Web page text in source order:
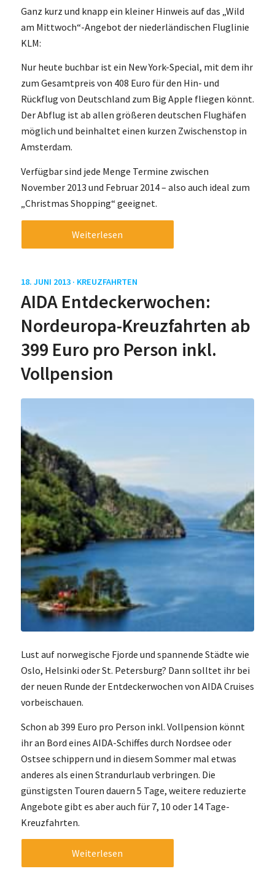
Ganz kurz und knapp ein kleiner Hinweis auf das „Wild
am Mittwoch“-Angebot der niederländischen Fluglinie
KLM:
Nur heute buchbar ist ein New York-Special, mit dem ihr
zum Gesamtpreis von 408 Euro für den Hin- und
Rückflug von Deutschland zum Big Apple fliegen könnt.
Der Abflug ist ab allen größeren deutschen Flughäfen
möglich und beinhaltet einen kurzen Zwischenstop in
Amsterdam.
Verfügbar sind jede Menge Termine zwischen
November 2013 und Februar 2014 – also auch ideal zum
„Christmas Shopping“ geeignet.
Weiterlesen
18. JUNI 2013 · KREUZFAHRTEN
AIDA Entdeckerwochen:
Nordeuropa-Kreuzfahrten ab
399 Euro pro Person inkl.
Vollpension
Lust auf norwegische Fjorde und spannende Städte wie
Oslo, Helsinki oder St. Petersburg? Dann solltet ihr bei
der neuen Runde der Entdeckerwochen von AIDA Cruises
vorbeischauen.
Schon ab 399 Euro pro Person inkl. Vollpension könnt
ihr an Bord eines AIDA-Schiffes durch Nordsee oder
Ostsee schippern und in diesem Sommer mal etwas
anderes als einen Strandurlaub verbringen. Die
günstigsten Touren dauern 5 Tage, weitere reduzierte
Angebote gibt es aber auch für 7, 10 oder 14 Tage-
Kreuzfahrten.
Weiterlesen